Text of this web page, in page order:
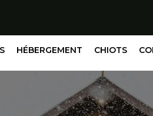
HÉBERGEMENT CHIOTS